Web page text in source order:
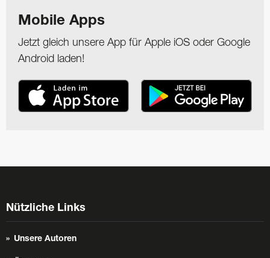
Mobile Apps
Jetzt gleich unsere App für Apple iOS oder Google
Android laden!
Nützliche Links
Unsere Autoren